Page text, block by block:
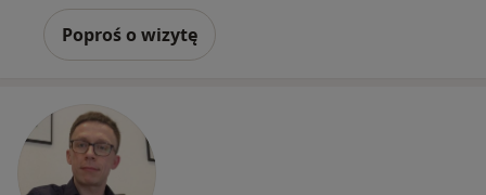
Poproś o wizytę